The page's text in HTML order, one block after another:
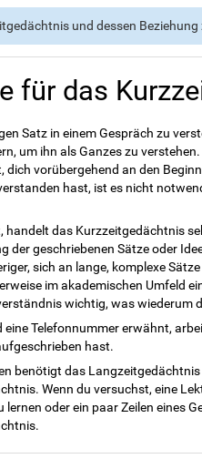
und dessen
für das
Satz in einem Gespräch zu
um ihn als Ganzes zu
dich vorübergehend an den
hast, ist es nicht
handelt das Kurzzeitgedächtnis
der geschriebenen Sätze oder
sich an lange, komplexe
im akademischen Umfeld
wichtig, was wiederum
eine Telefonnummer erwähnt,
hast.
benötigt das
Wenn du versuchst, eine
lernen oder ein paar Zeilen eines